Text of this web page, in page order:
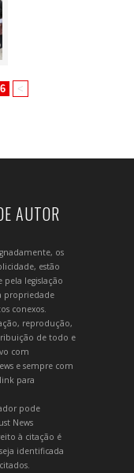
6 <
AUTOR
os
estão
pela legislação
propriedade
conexos.
reprodução,
de todo e
com
e sempre com
para
pode
News
à citação é
identificada